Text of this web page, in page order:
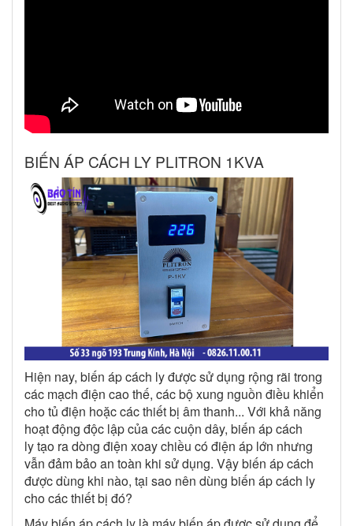
BIẾN ÁP CÁCH LY PLITRON 1KVA
Hiện nay, biến áp cách ly được sử dụng rộng rãi trong
các mạch điện cao thế, các bộ xung nguồn điều khiển
cho tủ điện hoặc các thiết bị âm thanh... Với khả năng
hoạt động độc lập của các cuộn dây, biến áp cách
ly tạo ra dòng điện xoay chiều có điện áp lớn nhưng
vẫn đảm bảo an toàn khi sử dụng. Vậy biến áp cách
được dùng khi nào, tại sao nên dùng biến áp cách ly
cho các thiết bị đó?